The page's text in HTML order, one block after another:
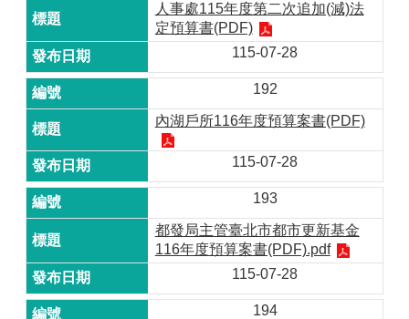
人事處115年度第二次追加(減)法
定預算書(PDF)
115-07-28
192
內湖戶所116年度預算案書(PDF)
115-07-28
193
都發局主管臺北市都市更新基金
116年度預算案書(PDF).pdf
115-07-28
194